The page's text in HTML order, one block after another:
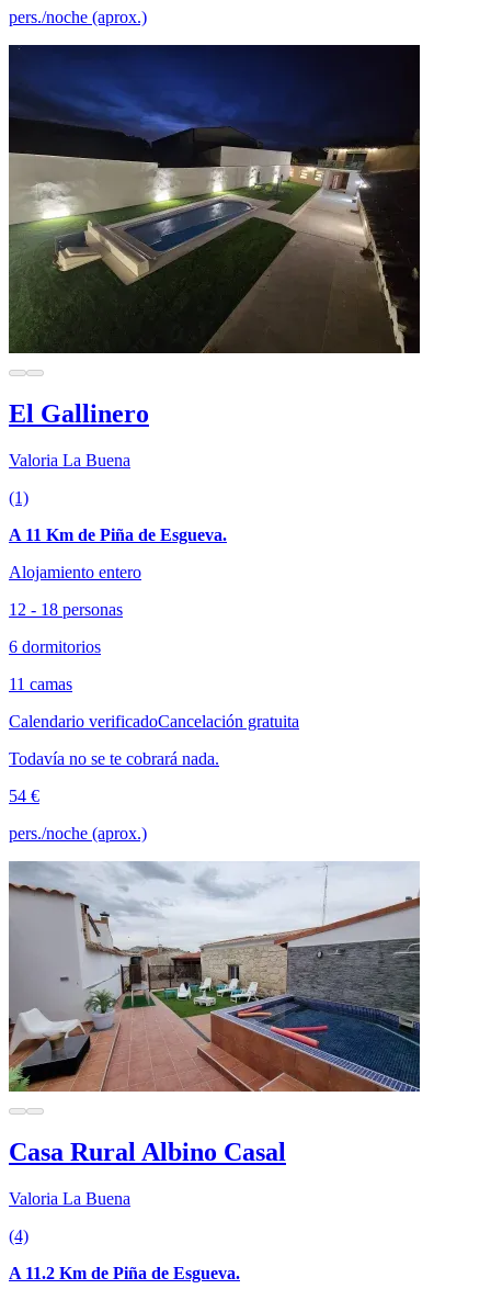
pers./noche (aprox.)
El Gallinero
Valoria La Buena
(1)
A 11 Km de Piña de Esgueva.
Alojamiento entero
12 - 18 personas
6 dormitorios
11 camas
Calendario verificadoCancelación gratuita
Todavía no se te cobrará nada.
54 €
pers./noche (aprox.)
Casa Rural Albino Casal
Valoria La Buena
(4)
A 11.2 Km de Piña de Esgueva.